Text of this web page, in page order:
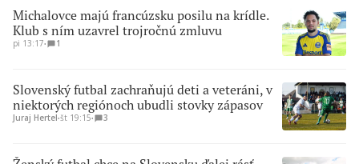
Michalovce majú francúzsku posilu na krídle.
Klub s ním uzavrel trojročnú zmluvu
pi 13:17∙ 1
Slovenský futbal zachraňujú deti a veteráni, v
niektorých regiónoch ubudli stovky zápasov
Juraj Hertel∙št 19:15∙ 3